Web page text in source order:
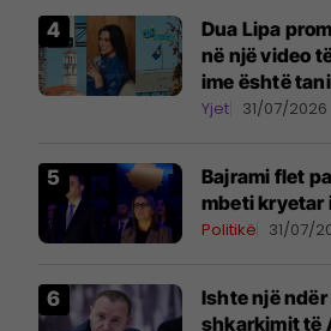
Dua Lipa
në një video
ime është
Street View
Yjet 31/07/2026
Bajrami flet
mbeti kryetar
Politikë 31/07/
Ishte një
shkarkimit të